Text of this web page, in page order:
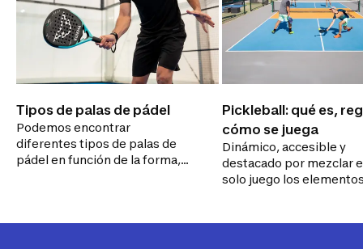
Tipos de palas de pádel
Podemos encontrar
diferentes tipos de palas de
pádel en función de la forma,
de tus habilidades y estilo de
Pickleball: qué es,
cómo se juega
Dinámico, accesible y
destacado por mezclar
solo juego los
pickleball y por todo ello